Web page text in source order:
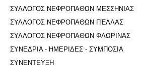
ΣΥΛΛΟΓΟΣ ΝΕΦΡΟΠΑΘΩΝ ΜΕΣΣΗΝΙΑΣ
ΣΥΛΛΟΓΟΣ ΝΕΦΡΟΠΑΘΩΝ ΠΈΛΛΑΣ
ΣΥΛΛΟΓΟΣ ΝΕΦΡΟΠΑΘΩΝ ΦΛΩΡΙΝΑΣ
ΣΥΝΕΔΡΙΑ - ΗΜΕΡΙΔΕΣ - ΣΥΜΠΟΣΙΑ
ΣΥΝΕΝΤΕΥΞΗ